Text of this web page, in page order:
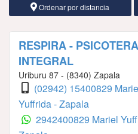
Ordenar por distancia
RESPIRA -
INTEGRAL
Uriburu 87 - (8340) Zapala
(02942) 15400829
Yuffrida - Zapala
2942400829 Mariel